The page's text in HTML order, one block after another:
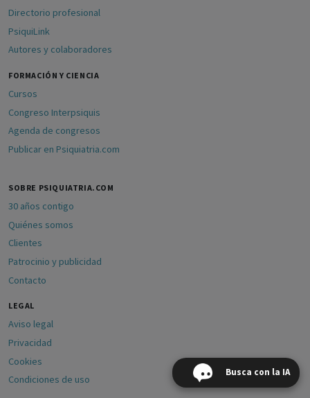
Busca con la IA
Directorio profesional
PsiquiLink
Autores y colaboradores
FORMACIÓN Y CIENCIA
Cursos
Congreso Interpsiquis
Agenda de congresos
Publicar en Psiquiatria.com
SOBRE PSIQUIATRIA.COM
30 años contigo
Quiénes somos
Clientes
Patrocinio y publicidad
Contacto
LEGAL
Aviso legal
Privacidad
Cookies
Condiciones de uso